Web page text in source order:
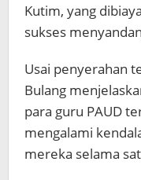
Kutim, yang
sukses
Usai penyerahan
Bulang
para guru PAUD
mengalami
mereka selama